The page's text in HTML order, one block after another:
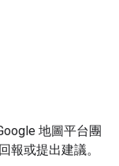
地圖平台團
回報或提出建議。